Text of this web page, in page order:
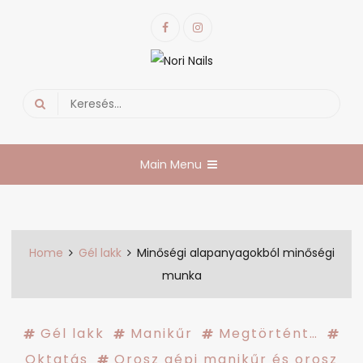
FacebookInstagram
Nori Nails
Search
Main Menu
Home Gél lakk
Minőségi alapanyagokból minőségi
munka
Gél lakk Manikűr
Megtörtént…